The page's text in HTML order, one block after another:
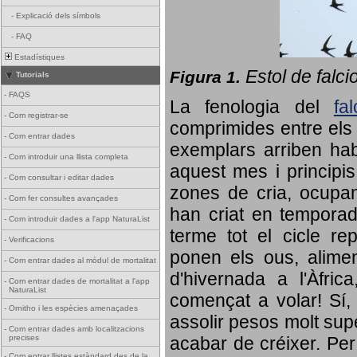
- Explicació dels símbols
- FAQ
Estadístiques
Tutorials
- FAQS
- Com registrar-se
- Com entrar dades
- Com introduir una llista completa
- Com consultar i editar dades
- Com fer consultes avançades
- Com introduir dades a l'app NaturaList
- Verificacions
- Com entrar dades al mòdul de mortalitat
- Com entrar dades de mortalitat a l'app
NaturaList
- Ornitho i les espècies amenaçades
- Com entrar dades amb localitzacions
precises
Figura 1. Estol de
La fenologia del
comprimides entre
exemplars arriben
aquest mes i
zones de cria,
han criat en
terme tot el cicle
ponen els ous,
d'hivernada a
començat a volar!
assolir pesos molt
acabar de créixer.